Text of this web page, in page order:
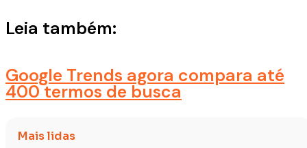
Leia também:
Google Trends agora compara até
400 termos de busca
Mais lidas